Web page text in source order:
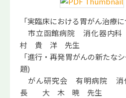
「実臨床における胃がん治療
市立函館病院 消化
村 貴 洋 先生
「進行・再発胃がんの新たな
題)
がん研究会 有明病院 消
長 大 木 暁 先生